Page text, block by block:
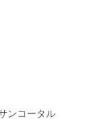
ンコータル